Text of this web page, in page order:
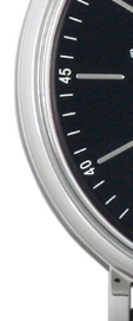
全てのブラ
オーデマ